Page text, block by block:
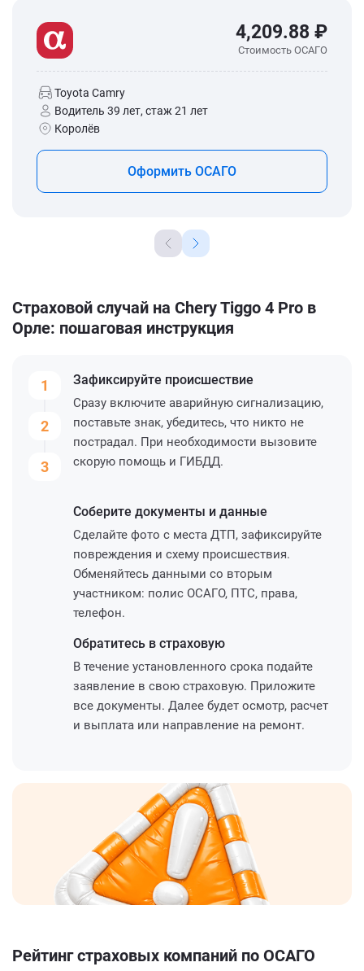
4,209.88 ₽
Стоимость ОСАГО
Toyota Camry
Водитель 39 лет, стаж 21 лет
Королёв
Оформить ОСАГО
Страховой случай на Chery Tiggo 4 Pro в
Орле: пошаговая инструкция
1
2
3
Зафиксируйте происшествие
Сразу включите аварийную сигнализацию,
поставьте знак, убедитесь, что никто не
пострадал. При необходимости вызовите
скорую помощь и ГИБДД.
Соберите документы и данные
Сделайте фото с места ДТП, зафиксируйте
повреждения и схему происшествия.
Обменяйтесь данными со вторым
участником: полис ОСАГО, ПТС, права,
телефон.
Обратитесь в страховую
В течение установленного срока подайте
заявление в свою страховую. Приложите
все документы. Далее будет осмотр, расчет
и выплата или направление на ремонт.
Рейтинг страховых компаний по ОСАГО